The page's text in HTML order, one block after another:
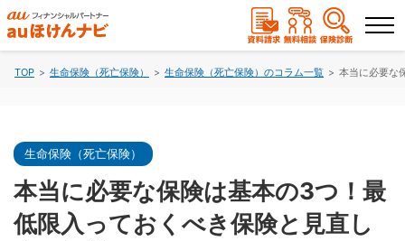
ランキングから選ぶ
保険を比較する
保険会社から探す
TOP 生命保険（死亡保険） 生命保険（死亡保険）のコラム一覧 本当に必要な
生命保険（死亡保険）
本当に必要な保険は基本の3つ！最
低限入っておくべき保険と見直し